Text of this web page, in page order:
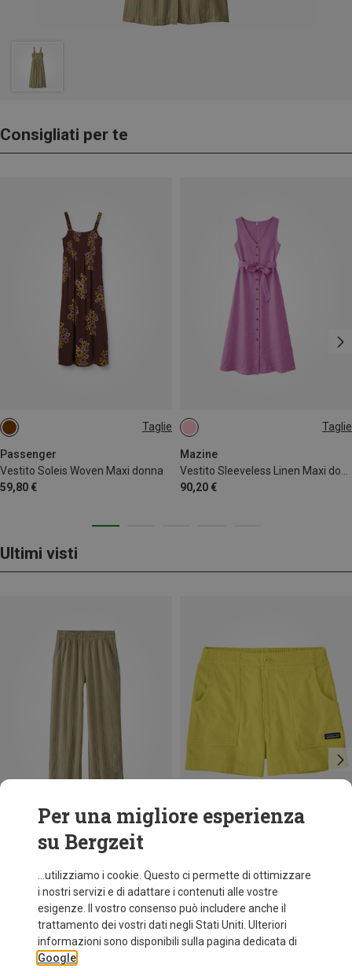
Consigliati per te
Taglie
Passenger
Vestito Soleis Woven Maxi donna
59,80 €
XS Taglie
Mazine
90,20 €
M
Ultimi visti
Risparmi 39%
Per una migliore esperienza
su Bergzeit
...utilizziamo i cookie. Questo ci permette di ottimizzare
i nostri servizi e di adattare i contenuti alle vostre
esigenze. Il vostro consenso può includere anche il
trattamento dei vostri dati negli Stati Uniti. Ulteriori
informazioni sono disponibili sulla pagina dedicata di
Google